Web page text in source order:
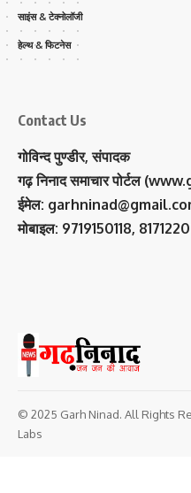
साइंस & टेक्नोलॉजी
हेल्थ & फिटनेस
Contact Us
गोविन्द पुण्डीर, संपादक
गढ़ निनाद समाचार पोर्टल
ईमेल:
मोबाइल: 9719150118,
© 2025 Garh Ninad. All Rights
Labs